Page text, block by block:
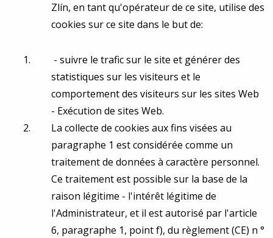
Zlín, en tant qu'opérateur de ce site, utilise des
cookies sur ce site dans le but de:
- suivre le trafic sur le site et générer des
statistiques sur les visiteurs et le
comportement des visiteurs sur les sites Web
- Exécution de sites Web.
La collecte de cookies aux fins visées au
paragraphe 1 est considérée comme un
traitement de données à caractère personnel.
Ce traitement est possible sur la base de la
raison légitime - l'intérêt légitime de
l'Administrateur, et il est autorisé par l'article
6, paragraphe 1, point f), du règlement (CE) n °